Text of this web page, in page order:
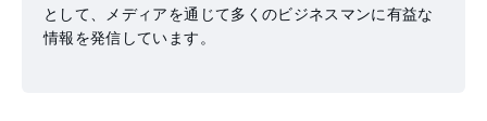
として、メディアを通じて多くのビジネスマンに有益な
情報を発信しています。